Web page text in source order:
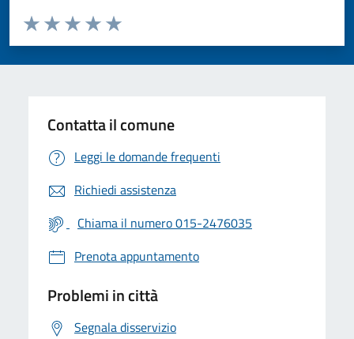
Valuta da 1 a 5 stelle la pagina
Valuta 5 stelle su 5
Valuta 4 stelle su 5
Valuta 3 stelle su 5
Valuta 2 stelle su 5
Valuta 1 stelle su 5
Contatta il comune
Leggi le domande frequenti
Richiedi assistenza
Chiama il numero 015-2476035
Prenota appuntamento
Problemi in città
Segnala disservizio